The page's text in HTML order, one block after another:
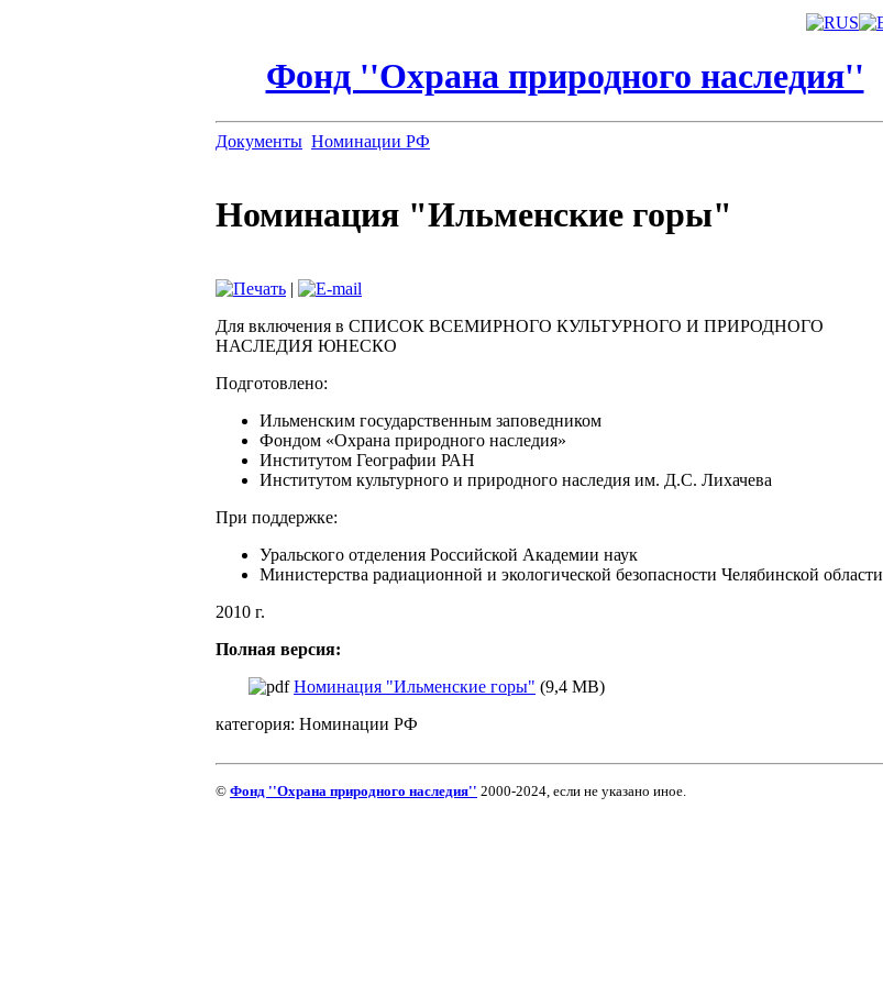
Фонд ''Охрана природного наследия''
Документы Номинации РФ
Номинация "Ильменские горы"
|
Для включения в СПИСОК ВСЕМИРНОГО КУЛЬТУРНОГО И ПРИРОДНОГО
НАСЛЕДИЯ ЮНЕСКО
Подготовлено:
Ильменским государственным заповедником
Фондом «Охрана природного наследия»
Институтом Географии РАН
Институтом культурного и природного наследия им. Д.С. Лихачева
При поддержке:
Уральского отделения Российской Академии наук
Министерства радиационной и экологической безопасности Челябинской области
2010 г.
Полная версия:
Номинация "Ильменские горы" (9,4 MB)
категория: Номинации РФ
© Фонд ''Охрана природного наследия'' 2000-2024, если не указано иное.